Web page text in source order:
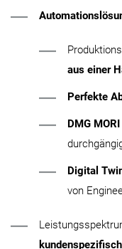
aus einer
Perfekte
DMG
Digital
von